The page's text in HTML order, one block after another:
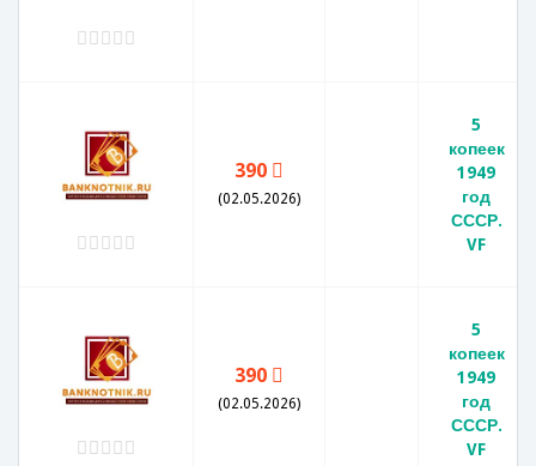
390
(02.05.2026)
5
копеек
1949
год
СССР.
VF
390
(02.05.2026)
5
копеек
1949
год
СССР.
VF